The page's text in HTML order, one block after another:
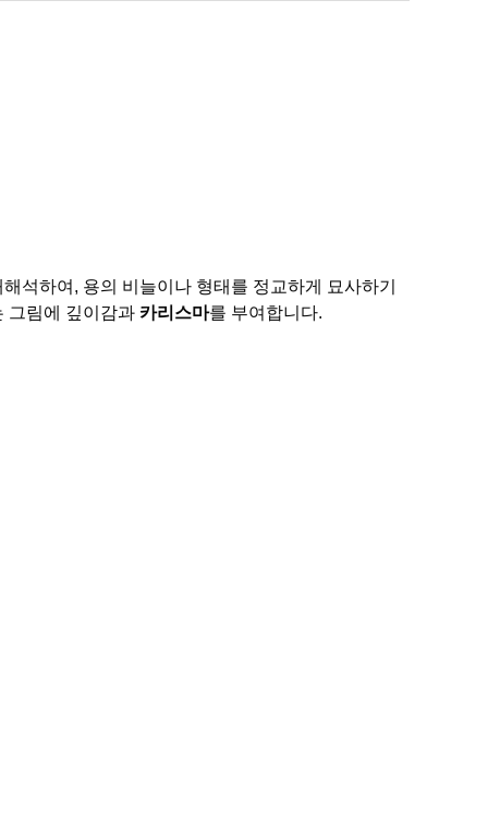
석하여, 용의 비늘이나 형태를 정교하게 묘사하기
그림에 깊이감과 카리스마를 부여합니다.